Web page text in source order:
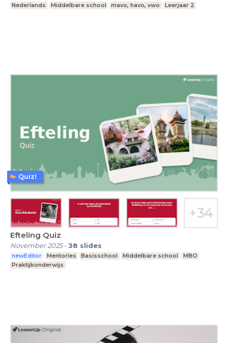
Nederlands Middelbare school mavo, havo, vwo Leerjaar 2
Efteling Quiz
November 2025-38 slides
newEditor Mentorles Basisschool Middelbare school
MBO
Praktijkonderwijs
Quiz!